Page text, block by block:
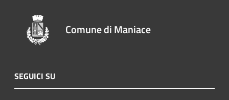
Comune di Maniace
SEGUICI SU